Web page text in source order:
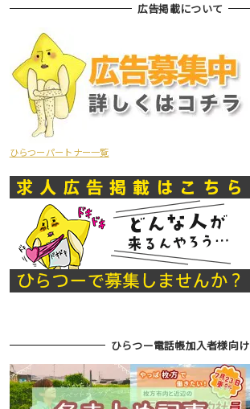
広告掲載について
ひらつーパートナー一覧
ひらつー電話帳加入者様向け